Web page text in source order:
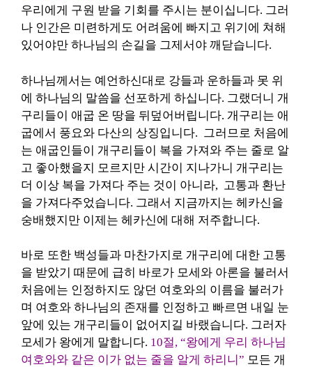
우리에게 구원 받을 기회를 주시는 분이십니다. 그러
나 인간은 미련하게도 어려움에 빠지고 위기에 쳐해
있어야만 하나님의 손길을 그제서야 깨닫습니다.
하나님께서는 예언하신대로 강들과 운하들과 못 위
에 하나님의 말씀을 선포하게 하십니다. 그랬더니 개
구리들이 애굽 온 땅을 뒤덮어버립니다. 개구리는 애
굽에서 풍요와 다산의 상징입니다. 그러므로 처음에
는 애굽인들이 개구리들이 복을 가져와 주는 줄로 알
고 좋아했을지 모르지만 시간이 지나가니 개구리는
더 이상 복을 가져다 주는 것이 아니라, 고통과 환난
을 가져다주었습니다. 그래서 지금까지는 헤카신을
숭배했지만 이제는 헤카신에 대해 저주합니다.
바로 또한 백성들과 마찬가지로 개구리에 대한 고통
을 받았기 때문에 급히 바로가 모세와 아론을 불러서
처음에는 인정하지도 않던 여호와의 이름을 불러가
며 여호와 하나님의 존재를 인정하고 빠르면 내일 눈
앞에 있는 개구리들이 없어지길 바랬습니다. 그러자
모세가 왕에게 말합니다. 10절, “왕에게 우리 하나님
여호와와 같은 이가 없는 줄을 알게 하리니” 모든 개